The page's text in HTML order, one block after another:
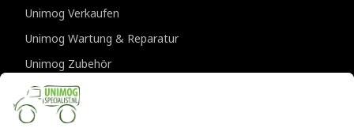
Unimog Verkaufen
Unimog Wartung & Reparatur
Unimog Zubehör
Unimog APK-prufungen
KONTAKTDATEN